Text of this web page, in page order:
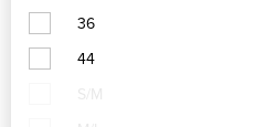
36
44
S/M